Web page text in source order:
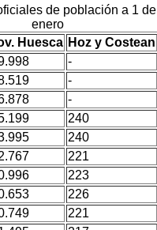
de población a 1 de
enero
Huesca Hoz y Costean
-
-
-
240
240
221
223
226
221